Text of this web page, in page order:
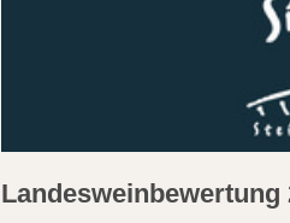
Landesweinbewertung